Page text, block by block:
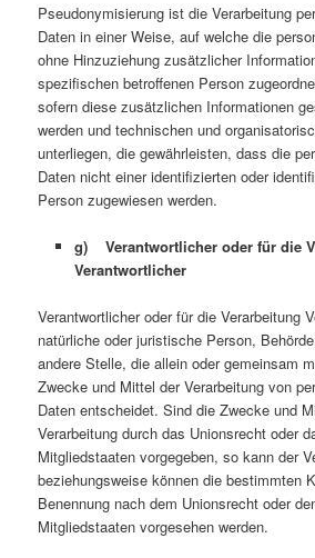
Pseudonymisierung ist die Verarbeitung
Daten in einer Weise, auf welche die
ohne Hinzuziehung zusätzlicher
spezifischen betroffenen Person
sofern diese zusätzlichen Informationen
werden und technischen und
unterliegen, die gewährleisten, dass die
Daten nicht einer identifizierten oder
Person zugewiesen werden.
g) Verantwortlicher oder für die
Verantwortlicher
Verantwortlicher oder für die Verarbeitung
natürliche oder juristische Person,
andere Stelle, die allein oder gemeinsam
Zwecke und Mittel der Verarbeitung von
Daten entscheidet. Sind die Zwecke und
Verarbeitung durch das Unionsrecht oder
Mitgliedstaaten vorgegeben, so kann der
beziehungsweise können die bestimmten
Benennung nach dem Unionsrecht oder
Mitgliedstaaten vorgesehen werden.